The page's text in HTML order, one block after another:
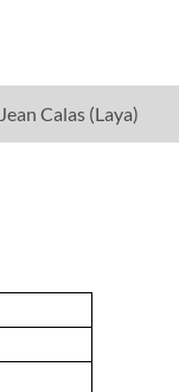
Jean Calas (Laya)